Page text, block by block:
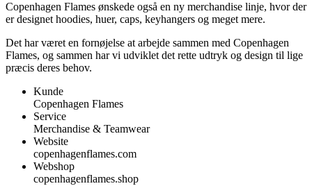
Copenhagen Flames ønskede også en ny merchandise linje, hvor der
er designet hoodies, huer, caps, keyhangers og meget mere.
Det har været en fornøjelse at arbejde sammen med Copenhagen
Flames, og sammen har vi udviklet det rette udtryk og design til lige
præcis deres behov.
Kunde
Copenhagen Flames
Service
Merchandise & Teamwear
Website
copenhagenflames.com
Webshop
copenhagenflames.shop